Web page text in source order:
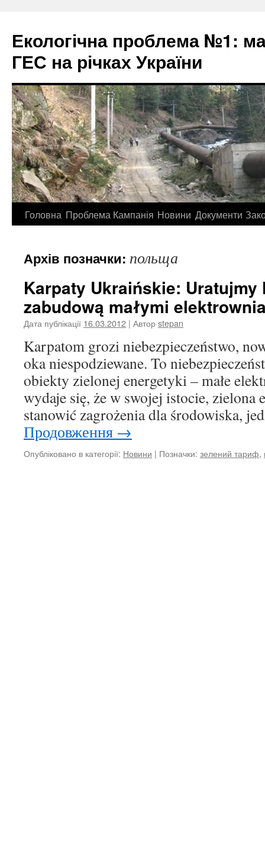
Екологічна проблема №1:
ГЕС на річках України
Перейти
контенту
Головна Проблема Кампанія Новини Документи
Архів позначки: польща
Karpaty Ukraińskie: Uratujmy
zabudową małymi
Дата публікації 16.03.2012 | Авторstepan
Karpatom grozi niebezpieczeństwo,
oka niespodziewane. To
obiekty zielonej energetyki – małe
wydaje się, że w swojej istocie, zielona
stanowić zagrożenia dla środowiska,
Продовження →
Опубліковано в категорії: Новини | Позначки: зелений тариф,